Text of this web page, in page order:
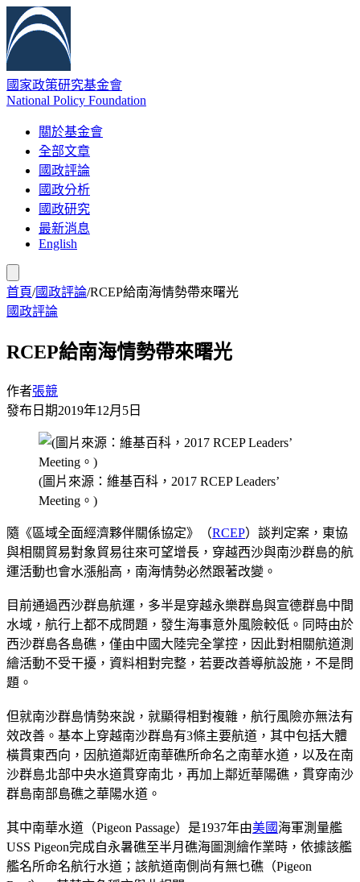
國家政策研究基金會
National Policy Foundation
關於基金會
全部文章
國政評論
國政分析
國政研究
最新消息
English
首頁/國政評論/RCEP給南海情勢帶來曙光
國政評論
RCEP給南海情勢帶來曙光
作者張競
發布日期2019年12月5日
(圖片來源：維基百科，2017 RCEP Leaders’
Meeting。)
隨《區域全面經濟夥伴關係協定》（RCEP）談判定案，東協
與相關貿易對象貿易往來可望增長，穿越西沙與南沙群島的航
運活動也會水漲船高，南海情勢必然跟著改變。
目前通過西沙群島航運，多半是穿越永樂群島與宣德群島中間
水域，航行上都不成問題，發生海事意外風險較低。同時由於
西沙群島各島礁，僅由中國大陸完全掌控，因此對相關航道測
繪活動不受干擾，資料相對完整，若要改善導航設施，不是問
題。
但就南沙群島情勢來說，就顯得相對複雜，航行風險亦無法有
效改善。基本上穿越南沙群島有3條主要航道，其中包括大體
橫貫東西向，因航道鄰近南華礁所命名之南華水道，以及在南
沙群島北部中央水道貫穿南北，再加上鄰近華陽礁，貫穿南沙
群島南部島礁之華陽水道。
其中南華水道（Pigeon Passage）是1937年由美國 海軍測量艦
USS Pigeon完成自永暑礁至半月礁海圖測繪作業時，依據該艦
艦名所命名航行水道；該航道南側尚有無乜礁（Pigeon